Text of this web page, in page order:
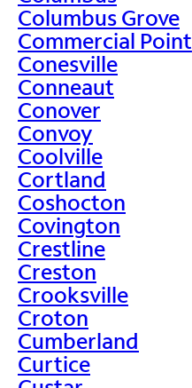
Columbus Grove
Commercial Point
Conesville
Conneaut
Conover
Convoy
Coolville
Cortland
Coshocton
Covington
Crestline
Creston
Crooksville
Croton
Cumberland
Curtice